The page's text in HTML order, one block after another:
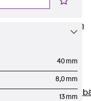
Unternehmen
& Qualität
Geschichte
&
40 mm
8,0 mm
13 mm